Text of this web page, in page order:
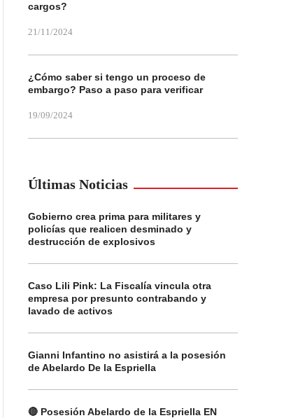
cargos?
21/11/2024
¿Cómo saber si tengo un proceso de
embargo? Paso a paso para verificar
19/09/2024
Últimas Noticias
Gobierno crea prima para militares y
policías que realicen desminado y
destrucción de explosivos
Caso Lili Pink: La Fiscalía vincula otra
empresa por presunto contrabando y
lavado de activos
Gianni Infantino no asistirá a la posesión
de Abelardo De la Espriella
🔴 Posesión Abelardo de la Espriella EN